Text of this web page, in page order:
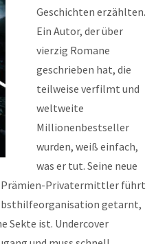
Geschichten erzählten.
Ein Autor, der über
vierzig Romane
geschrieben hat, die
teilweise verfilmt und
weltweite
Millionenbestseller
wurden, weiß einfach,
was er tut. Seine neue
Prämien-Privatermittler führt
getarnt,
Sekte ist. Undercover